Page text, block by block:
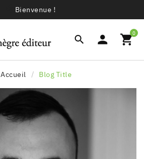
Bienvenue !
  0
Accueil Blog Title